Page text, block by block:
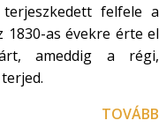
felfele a
1830-as évekre érte el
ameddig a régi,
TOVÁBB